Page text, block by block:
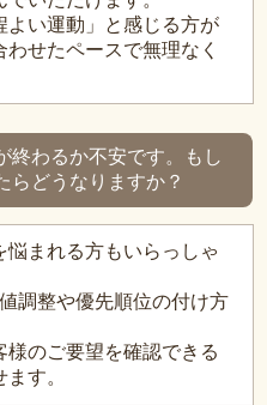
よい運動」と感じる方が
せたペースで無理なく
終わるか不安です。もし
らどうなりますか？
まれる方もいらっしゃ
調整や優先順位の付け方
様のご要望を確認できる
す。